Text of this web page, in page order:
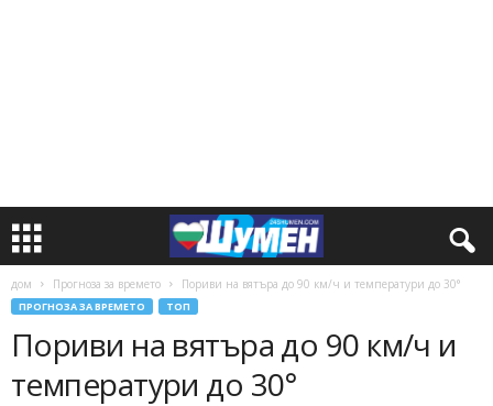
дом Прогноза за времето Пориви на вятъра до 90 км/ч и температури до 30°
ПРОГНОЗА ЗА ВРЕМЕТО ТОП
Пориви на вятъра до 90 км/ч и
температури до 30°